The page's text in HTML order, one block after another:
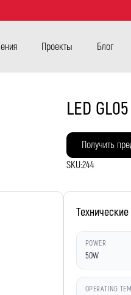
Проекты Блог
LED
Получить
SKU:244
POWER
50W
OPERATING